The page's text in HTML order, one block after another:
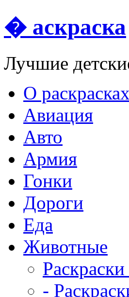
� аскраска
Лучшие
О раскрасках
Авиация
Авто
Армия
Гонки
Дороги
Еда
Животныe
-